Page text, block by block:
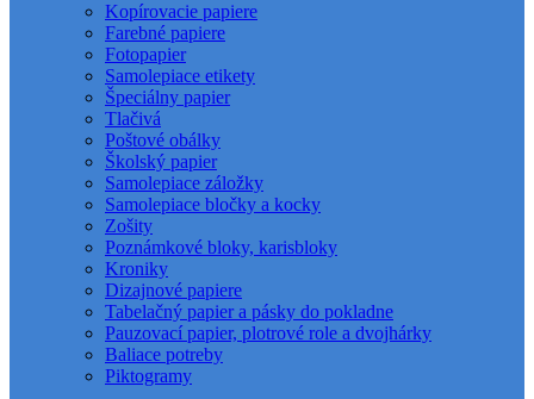
Kopírovacie papiere
Farebné papiere
Fotopapier
Samolepiace etikety
Špeciálny papier
Tlačivá
Poštové obálky
Školský papier
Samolepiace záložky
Samolepiace bločky a kocky
Zošity
Poznámkové bloky, karisbloky
Kroniky
Dizajnové papiere
Tabelačný papier a pásky do pokladne
Pauzovací papier, plotrové role a dvojhárky
Baliace potreby
Piktogramy